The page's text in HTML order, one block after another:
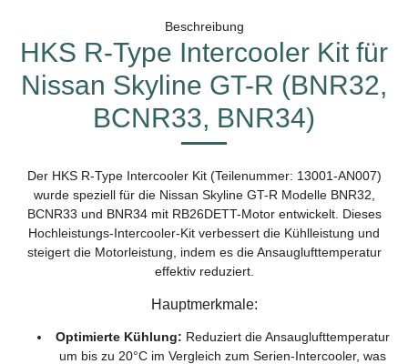
Beschreibung
HKS R-Type Intercooler Kit für
Nissan Skyline GT-R (BNR32,
BCNR33, BNR34)
Der HKS R-Type Intercooler Kit (Teilenummer: 13001-AN007)
wurde speziell für die Nissan Skyline GT-R Modelle BNR32,
BCNR33 und BNR34 mit RB26DETT-Motor entwickelt. Dieses
Hochleistungs-Intercooler-Kit verbessert die Kühlleistung und
steigert die Motorleistung, indem es die Ansauglufttemperatur
effektiv reduziert.
Hauptmerkmale:
Optimierte Kühlung: Reduziert die Ansauglufttemperatur
um bis zu 20°C im Vergleich zum Serien-Intercooler, was